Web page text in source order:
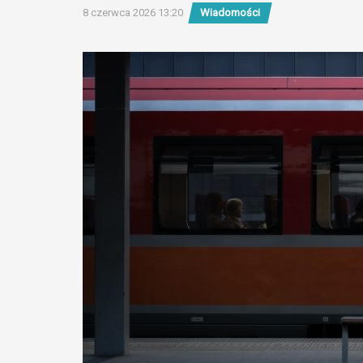
8 czerwca 2026 13:20 Wiadomości